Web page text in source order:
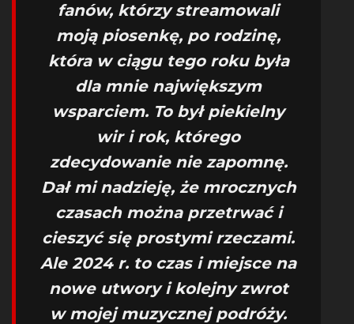
fanów, którzy streamowali
moją piosenkę, po rodzinę,
która w ciągu tego roku była
dla mnie największym
wsparciem. To był piekielny
wir i rok, którego
zdecydowanie nie zapomnę.
Dał mi nadzieję, że mrocznych
czasach można przetrwać i
cieszyć się prostymi rzeczami.
Ale 2024 r. to czas i miejsce na
nowe utwory i kolejny zwrot
w mojej muzycznej podróży.